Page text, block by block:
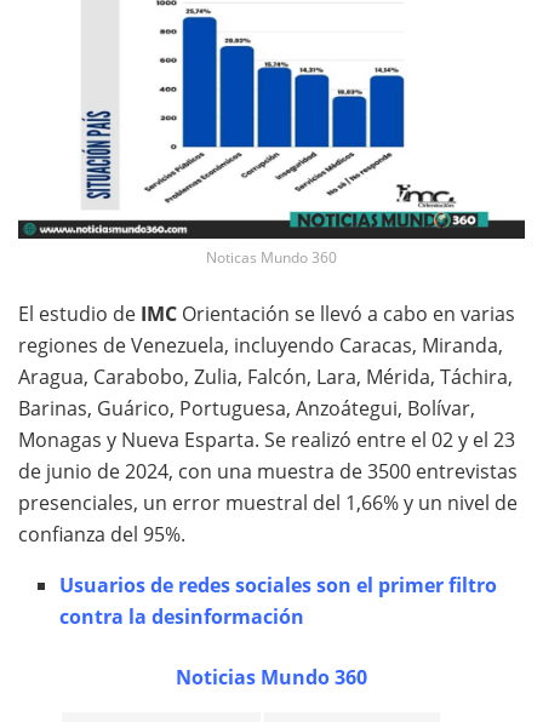
Noticas Mundo 360
El estudio de IMC Orientación se llevó a cabo en varias
regiones de Venezuela, incluyendo Caracas, Miranda,
Aragua, Carabobo, Zulia, Falcón, Lara, Mérida, Táchira,
Barinas, Guárico, Portuguesa, Anzoátegui, Bolívar,
Monagas y Nueva Esparta. Se realizó entre el 02 y el 23
de junio de 2024, con una muestra de 3500 entrevistas
presenciales, un error muestral del 1,66% y un nivel de
confianza del 95%.
Usuarios de redes sociales son el primer filtro
contra la desinformación
Noticias Mundo 360